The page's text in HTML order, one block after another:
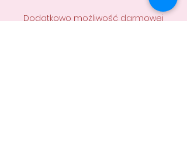
Dodatkowo możliwość darmowej